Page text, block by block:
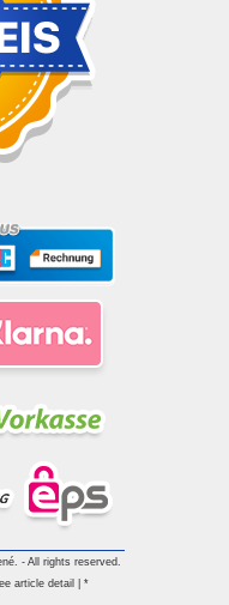
- All rights reserved.
article detail | *